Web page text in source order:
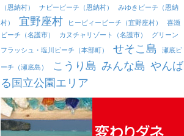
（恩納村）
ナビービーチ（恩納村） みゆきビーチ（恩納
村） 宜野座村 ヒーピィービーチ（宜野座村）
喜瀬
ビーチ（名護市）
カヌチャリゾート（名護市） グリーン
フラッシュ・塩川ビーチ（本部町） せそこ島 瀬底ビ
ーチ（瀬底島） こうり島 みんな島 やんば
る国立公園エリア